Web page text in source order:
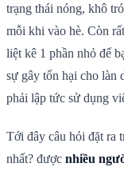
trạng thái nóng, khô
mỗi khi vào hè. Còn
liệt kê 1 phần nhỏ để
sự gây tổn hại cho làn
phải lập tức sử dụng
Tới đây câu hỏi đặt ra
nhất? được nhiều